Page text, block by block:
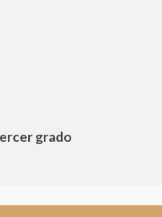
grado